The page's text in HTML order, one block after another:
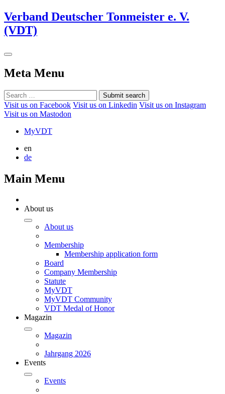
Verband Deutscher Tonmeister e. V.
(VDT)
Meta Menu
Submit search
Visit us on Facebook Visit us on Linkedin Visit us on Instagram
Visit us on Mastodon
MyVDT
en
de
Main Menu
About us
About us
Membership
Membership application form
Board
Company Membership
Statute
MyVDT
MyVDT Community
VDT Medal of Honor
Magazin
Magazin
Jahrgang 2026
Events
Events